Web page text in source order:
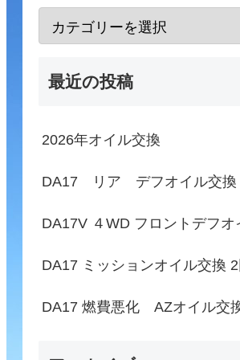
最近の投稿
2026年オイル交換
DA17 リア デフオイル交換
DA17V ４WD フロントデフオ
DA17 ミッションオイル交換 2
DA17 燃費悪化 AZオイル交